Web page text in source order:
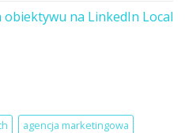
na LinkedIn Local
agencja marketingowa